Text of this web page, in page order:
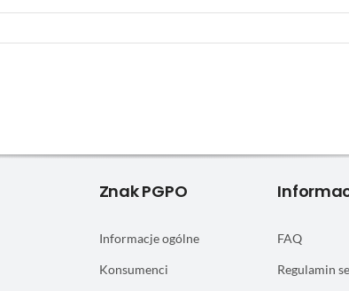
Znak PGPO
Informacje ogólne
Konsumenci
FAQ
Regulamin